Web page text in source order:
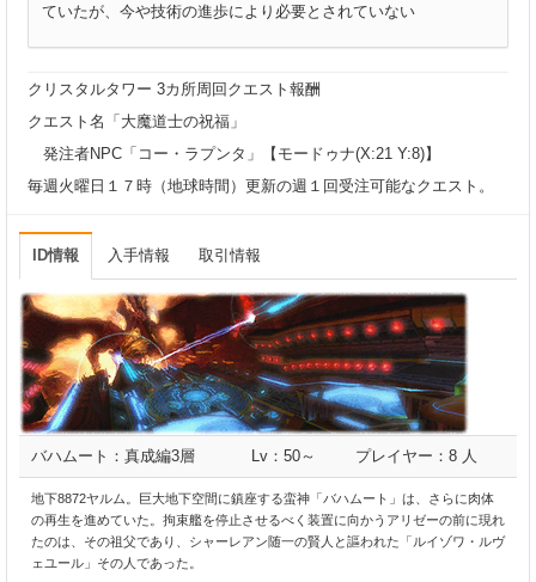
ていたが、今や技術の進歩により必要とされていない
クリスタルタワー 3カ所周回クエスト報酬
クエスト名「大魔道士の祝福」
発注者NPC「コー・ラプンタ」【モードゥナ(X:21 Y:8)】
毎週火曜日１７時（地球時間）更新の週１回受注可能なクエスト。
ID情報 入手情報 取引情報
バハムート：真成編3層 Lv：50～ プレイヤー：8 人
地下8872ヤルム。巨大地下空間に鎮座する蛮神「バハムート」は、さらに肉体
の再生を進めていた。拘束艦を停止させるべく装置に向かうアリゼーの前に現れ
たのは、その祖父であり、シャーレアン随一の賢人と謳われた「ルイゾワ・ルヴ
ェユール」その人であった。